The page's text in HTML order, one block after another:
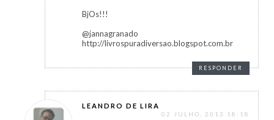
BjOs!!!
@jannagranado
http://livrospuradiversao.blogspot.com.br
RESPONDER
LEANDRO DE LIRA
02 JULHO, 2013 18:18